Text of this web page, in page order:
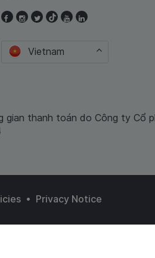
Vietnam
gian thanh toán do Công ty Cổ
• Privacy Notice